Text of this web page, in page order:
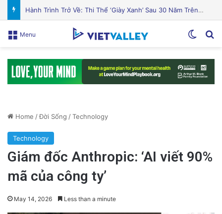
Hành Trình Trở Về: Thi Thể ‘Giày Xanh’ Sau 30 Năm Trên Đỉnh Everest
Menu
Home /Đời Sống /Technology
Technology
Giám đốc Anthropic: ‘AI viết 90%
mã của công ty’
May 14, 2026 Less than a minute